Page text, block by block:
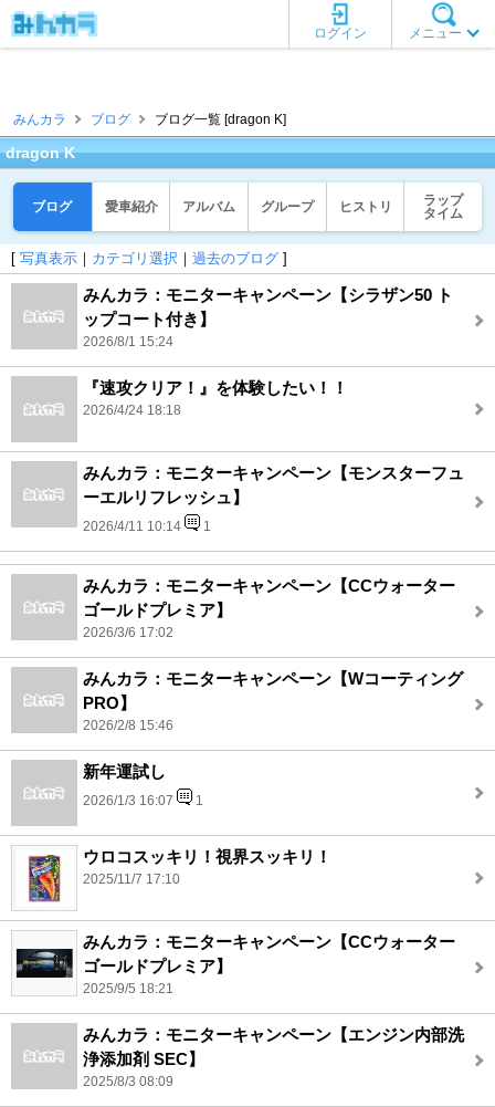
メニュー
ログイン
みんカラ ブログ ブログ一覧 [dragon K]
dragon K
ブログ 愛車紹介 アルバム グループ ヒストリ
ラップ
タイム
[ 写真表示 ｜ カテゴリ選択 ｜ 過去のブログ ]
みんカラ：モニターキャンペーン【シラザン50 ト
ップコート付き】
2026/8/1 15:24
『速攻クリア！』を体験したい！！
2026/4/24 18:18
みんカラ：モニターキャンペーン【モンスターフュ
ーエルリフレッシュ】
2026/4/11 10:14 1
みんカラ：モニターキャンペーン【CCウォーター
ゴールドプレミア】
2026/3/6 17:02
みんカラ：モニターキャンペーン【Wコーティング
PRO】
2026/2/8 15:46
新年運試し
2026/1/3 16:07 1
ウロコスッキリ！視界スッキリ！
2025/11/7 17:10
みんカラ：モニターキャンペーン【CCウォーター
ゴールドプレミア】
2025/9/5 18:21
みんカラ：モニターキャンペーン【エンジン内部洗
浄添加剤 SEC】
2025/8/3 08:09